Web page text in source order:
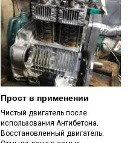
Прост в применении
Чистый двигатель после
использования Антибетона.
Восстановленный двигатель.